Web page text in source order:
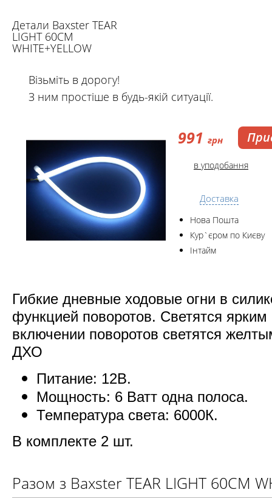
Детали Baxster TEAR
LIGHT 60CM
WHITE+YELLOW
Візьміть в дорогу!
З ним простіше в будь-якій ситуації.
991 грн
в уподобання
Доставка
Нова Пошта
Кур`єром по Києву
Інтайм
Гибкие дневные ходовые огни в
функцией поворотов. Светятся
включении поворотов светятся
ДХО
Питание: 12В.
Мощность: 6 Ватт одна полоса.
Температура света: 6000К.
В комплекте 2 шт.
Разом з Baxster TEAR LIGHT 60CM